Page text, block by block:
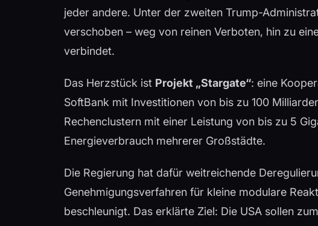
jeder andere. Unter der zweiten Trump-
verschoben – weg von reinen Verboten, hin zu
verbindet.
Das Herzstück ist Projekt „Stargate“: eine
SoftBank mit Investitionen von bis zu 100
Rechenclustern mit einer Leistung von bis zu 5
Energieverbrauch mehrerer Großstädte.
Die Regierung hat dafür weitreichende
Genehmigungsverfahren für kleine modulare
beschleunigt. Das erklärte Ziel: Die USA sollen